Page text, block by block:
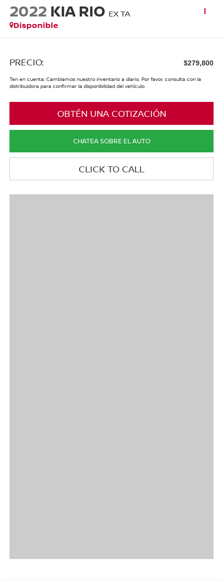
2022 KIA RIO EX TA
Disponible
PRECIO: $279,800
Ten en cuenta: Cambiamos nuestro inventario a diario. Por favor, consulta con la
distribuidora para confirmar la disponibilidad del vehículo.
OBTÉN UNA COTIZACIÓN
CHATEA SOBRE EL AUTO
CLICK TO CALL